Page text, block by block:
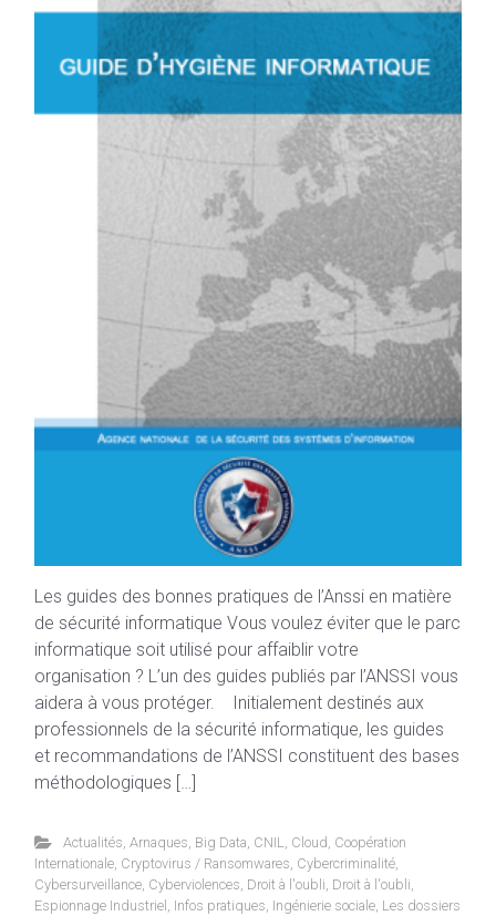
Les guides des bonnes pratiques de l’Anssi en matière
de sécurité informatique Vous voulez éviter que le parc
informatique soit utilisé pour affaiblir votre
organisation ? L’un des guides publiés par l’ANSSI vous
aidera à vous protéger. Initialement destinés aux
professionnels de la sécurité informatique, les guides
et recommandations de l’ANSSI constituent des bases
méthodologiques […]
Actualités Arnaques Big Data CNIL Cloud Coopération
Internationale Cryptovirus / Ransomwares Cybercriminalité
Cybersurveillance Cyberviolences Droit à l'oubli Droit à l'oubli
Espionnage Industriel Infos pratiques Ingénierie sociale Les dossiers